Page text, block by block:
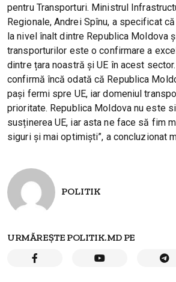
pentru Transporturi. Ministrul
Regionale, Andrei Spînu, a specificat
la nivel înalt dintre Republica Moldova
transporturilor este o confirmare a
dintre țara noastră și UE în acest
confirmă încă odată că Republica
pași fermi spre UE, iar domeniul
prioritate. Republica Moldova nu este
susținerea UE, iar asta ne face să fim
siguri și mai optimiști”, a concluzionat
POLITIK
URMĂREȘTE POLITIK.MD PE